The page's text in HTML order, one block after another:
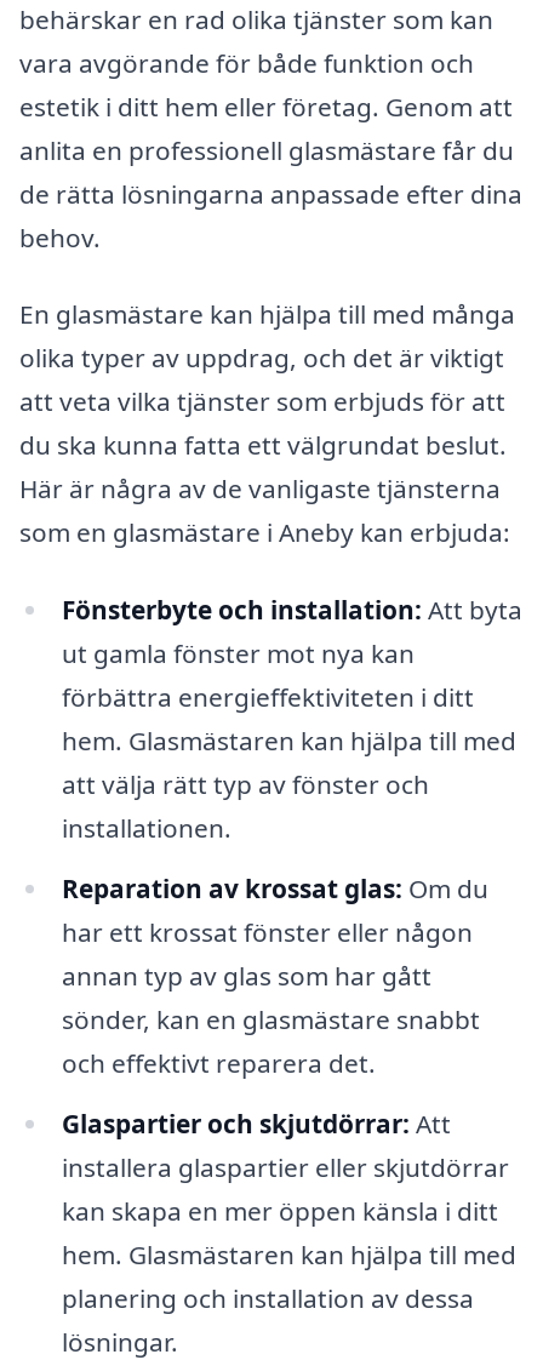
behärskar en rad olika tjänster som kan
vara avgörande för både funktion och
estetik i ditt hem eller företag. Genom att
anlita en professionell glasmästare får du
de rätta lösningarna anpassade efter dina
behov.
En glasmästare kan hjälpa till med många
olika typer av uppdrag, och det är viktigt
att veta vilka tjänster som erbjuds för att
du ska kunna fatta ett välgrundat beslut.
Här är några av de vanligaste tjänsterna
som en glasmästare i Aneby kan erbjuda:
Fönsterbyte och installation: Att byta
ut gamla fönster mot nya kan
förbättra energieffektiviteten i ditt
hem. Glasmästaren kan hjälpa till med
att välja rätt typ av fönster och
installationen.
Reparation av krossat glas: Om du
har ett krossat fönster eller någon
annan typ av glas som har gått
sönder, kan en glasmästare snabbt
och effektivt reparera det.
Glaspartier och skjutdörrar: Att
installera glaspartier eller skjutdörrar
kan skapa en mer öppen känsla i ditt
hem. Glasmästaren kan hjälpa till med
planering och installation av dessa
lösningar.